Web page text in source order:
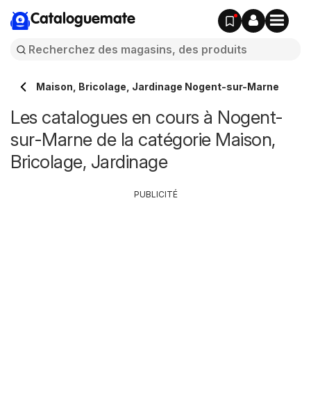
Cataloguemate
Maison, Bricolage, Jardinage Nogent-sur-Marne
Les catalogues en cours à Nogent-
sur-Marne de la catégorie Maison,
Bricolage, Jardinage
PUBLICITÉ